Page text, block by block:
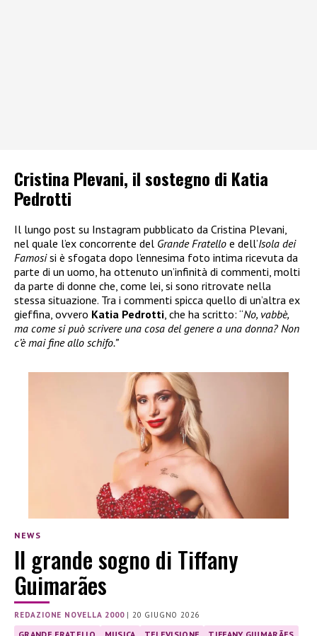
Cristina Plevani, il sostegno di Katia
Pedrotti
Il lungo post su Instagram pubblicato da Cristina Plevani,
nel quale l’ex concorrente del Grande Fratello e dell’Isola dei
Famosisi è sfogata dopo l’ennesima foto intima ricevuta da
parte di un uomo, ha ottenuto un’infinità di commenti, molti
da parte di donne che, come lei, si sono ritrovate nella
stessa situazione. Tra i commenti spicca quello di un’altra ex
gieffina, ovvero Katia Pedrotti, che ha scritto: “No, vabbè,
ma come si può scrivere una cosa del genere a una donna? Non
c’è mai fine allo schifo.”
NEWS
Il grande sogno di Tiffany
Guimarães
REDAZIONE NOVELLA 2000|20 GIUGNO 2026